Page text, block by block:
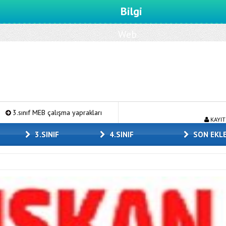
Bilgi
Web
çalışma yaprakları TED Ankara koleji 5.sınıf seçme sınavı PDF
3.SINIF 4.SINIF SON